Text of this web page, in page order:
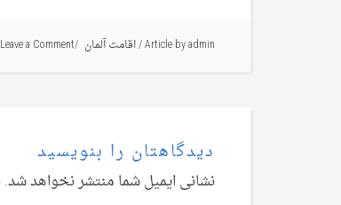
Article byadmin
/اقامت آلمان Leave a Comment
دیدگاهتان را بنویسید
نشانی ایمیل شما منتشر نخواهد شد.